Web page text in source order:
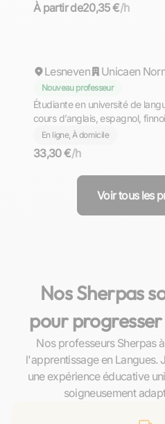
and the real-world fluency
À partir de20,35 €/h
Lesneven Unicaen
Nouveau professeur
Étudiante en université de
cours d’anglais, espagnol,
niveaux
En ligne, À domicile
33,30 €/h
Voir tous les
Nos Sherpas
pour
Nos professeurs Sherpas
l'apprentissage en Langues.
une expérience éducative
soigneusement